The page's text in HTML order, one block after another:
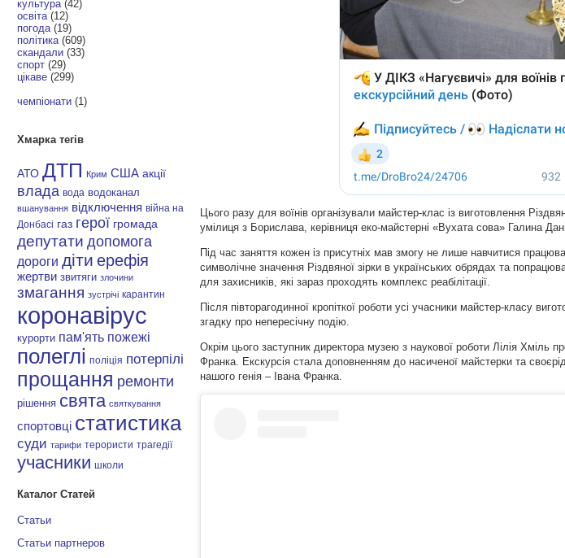
культура (42)
освіта (12)
погода (19)
політика (609)
скандали (33)
спорт (29)
цікаве (299)
чемпіонати (1)
Хмарка тегів
АТО ДТП Крим США акції
влада вода водоканал
вшанування відключення війна на
Донбасі газ герої громада
депутати допомога
дороги діти ерефія
жертви звитяги злочини
змагання зустрічі карантин
коронавірус
курорти пам'ять пожежі
полеглі поліція потерпілі
прощання ремонти
рішення свята святкування
спортовці статистика
суди тарифи терористи трагедії
учасники школи
Каталог Статей
Статьи
Статьи партнеров
Цього разу для воїнів організували майстер-клас із виготовлення
умілиця з Борислава, керівниця еко-майстерні «Вухата сова» Галина
Під час заняття кожен із присутніх мав змогу не лише навчитися
символічне значення Різдвяної зірки в українських обрядах та
для захисників, які зараз проходять комплекс реабілітації.
Після півторагодинної кропіткої роботи усі учасники майстер-класу
згадку про непересічну подію.
Окрім цього заступник директора музею з наукової роботи Лілія Хміль
Франка. Екскурсія стала доповненням до насиченої майстерки та
нашого генія – Івана Франка.